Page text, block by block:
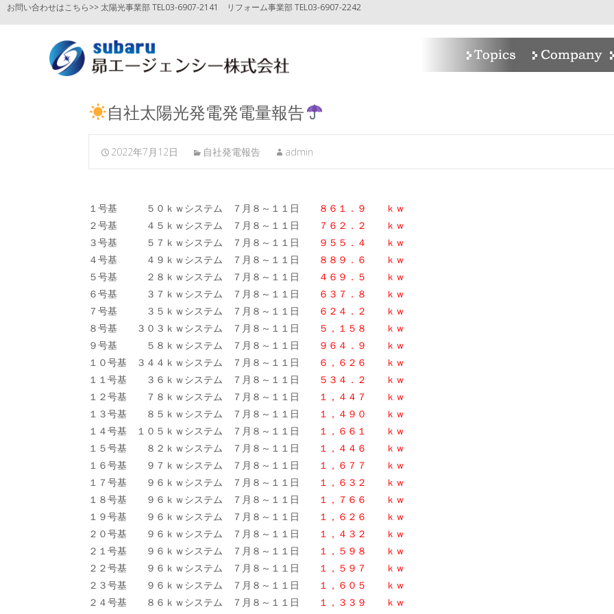
お問い合わせはこちら>> 太陽光事業部 TEL03-6907-2141 リフォーム事業部 TEL03-6907-2242
自社太陽光発電発電量報告
2022年7月12日 自社発電報告 admin
１号基 ５０ｋｗシステム ７月８～１１日
８６１．９ ｋｗ
２号基 ４５ｋｗシステム ７月８～１１日
７６２．２ ｋｗ
３号基 ５７ｋｗシステム ７月８～１１日
９５５．４ ｋｗ
４号基 ４９ｋｗシステム ７月８～１１日
８８９．６ ｋｗ
５号基 ２８ｋｗシステム ７月８～１１日
４６９．５ ｋｗ
６号基 ３７ｋｗシステム ７月８～１１日
６３７．８
ｋｗ
７号基 ３５ｋｗシステム ７月８～１１日
６２４．２ ｋｗ
８号基 ３０３ｋｗシステム ７月８～１１日
５，１５８ ｋｗ
９号基 ５８ｋｗシステム ７月８～１１日
９６４．９ ｋｗ
１０号基 ３４４ｋｗシステム ７月８～１１日
６，６２６ ｋｗ
１１号基 ３６ｋｗシステム ７月８～１１日
５３４．２ ｋｗ
１２号基 ７８ｋｗシステム ７月８～１１日
１，４４７ ｋｗ
１３号基 ８５ｋｗシステム ７月８～１１日
１，４９０ ｋｗ
１４号基 １０５ｋｗシステム ７月８～１１日
１，６６１ ｋｗ
１５号基 ８２ｋｗシステム ７月８～１１日
１，４４６ ｋｗ
１６号基 ９７ｋｗシステム ７月８～１１日
１，６７７ ｋｗ
１７号基 ９６ｋｗシステム ７月８～１１日
１，６３２ ｋｗ
１８号基 ９６ｋｗシステム ７月８～１１日
１，７６６ ｋｗ
１９号基 ９６ｋｗシステム ７月８～１１日
１，６２６
ｋｗ
２０号基 ９６ｋｗシステム ７月８～１１日
１，４３２ ｋｗ
２１号基 ９６ｋｗシステム ７月８～１１日
１，５９８ ｋｗ
２２号基 ９６ｋｗシステム ７月８～１１日
１，５９７ ｋｗ
２３号基 ９６ｋｗシステム ７月８～１１日
１，６０５ ｋｗ
２４号基 ８６ｋｗシステム ７月８～１１日
１，３３９ ｋｗ